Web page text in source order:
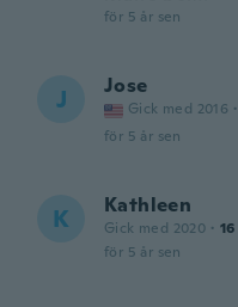
för 5 år sen
J Jose
Gick med 2016 ·
för 5 år sen
K Kathleen
Gick med 2020 · 16
för 5 år sen